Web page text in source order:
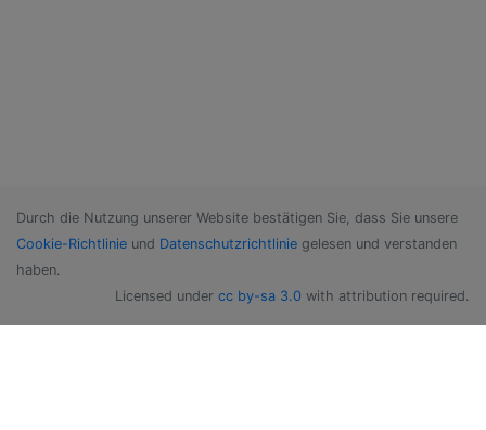
Durch die Nutzung unserer Website bestätigen Sie, dass Sie unsere
Cookie-Richtlinie und Datenschutzrichtlinie gelesen und verstanden
haben.
Licensed under cc by-sa 3.0 with attribution required.